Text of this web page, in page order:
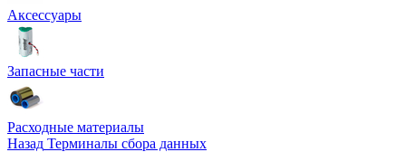
Аксессуары
Запасные части
Расходные материалы
Назад Терминалы сбора данных